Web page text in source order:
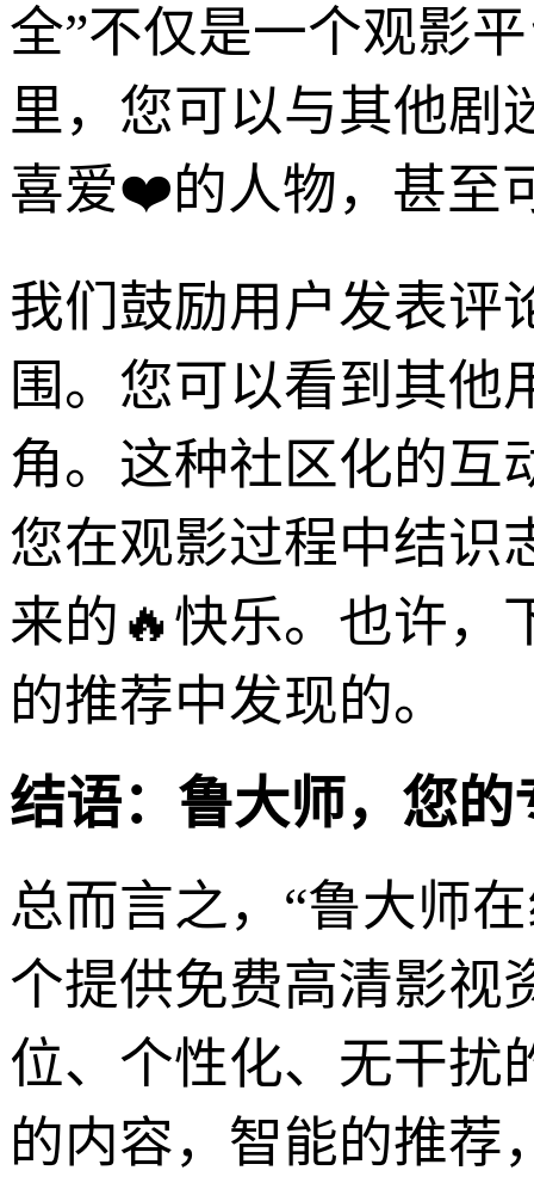
全”不仅是一个观影
里，您可以与其他剧
喜爱❤️的人物，甚至
我们鼓励用户发表评
围。您可以看到其他
角。这种社区化的互
您在观影过程中结识
来的🔥快乐。也许，
的推荐中发现的。
结语：鲁大师，您的
总而言之，“鲁大师
个提供免费高清影视
位、个性化、无干扰
的内容，智能的推荐